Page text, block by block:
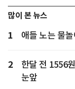
많이 본 뉴스
1 애들 노는 물
2
한달 전 1556
눈앞